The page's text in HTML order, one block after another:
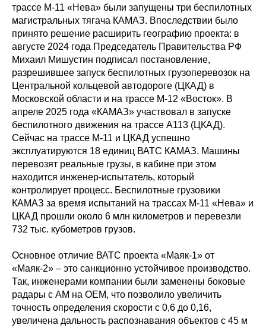
трассе М-11 «Нева» были запущены три беспилотных
магистральных тягача КАМАЗ. Впоследствии было
принято решение расширить географию проекта: в
августе 2024 года Председатель Правительства РФ
Михаил Мишустин подписал постановление,
разрешившее запуск беспилотных грузоперевозок на
Центральной кольцевой автодороге (ЦКАД) в
Московской области и на трассе М-12 «Восток». В
апреле 2025 года «КАМАЗ» участвовал в запуске
беспилотного движения на трассе А113 (ЦКАД).
Сейчас на трассе М-11 и ЦКАД успешно
эксплуатируются 18 единиц ВАТС КАМАЗ. Машины
перевозят реальные грузы, в кабине при этом
находится инженер-испытатель, который
контролирует процесс. Беспилотные грузовики
КАМАЗ за время испытаний на трассах М-11 «Нева» и
ЦКАД прошли около 6 млн километров и перевезли
732 тыс. кубометров грузов.
Основное отличие ВАТС проекта «Маяк-1» от
«Маяк-2» – это санкционно устойчивое производство.
Так, инженерами компании были заменены боковые
радары с АМ на ОЕМ, что позволило увеличить
точность определения скорости с 0,6 до 0,16,
увеличена дальность распознавания объектов с 45 м